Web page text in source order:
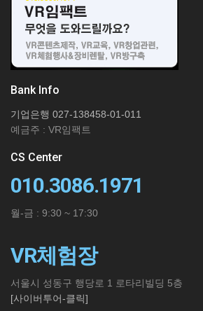
Bank Info
기업은행 027-138458-01-011
예금주 : VR임팩트
CS Center
010.3086.1971
월-금 : 9:30 ~ 17:30
VR체험장
서울시 성동구 행당로 1 로타리빌딩 5층
[사이버투어-클릭]